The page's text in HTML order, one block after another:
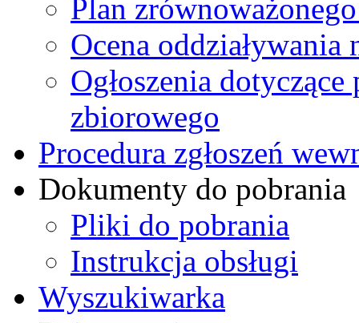
Plan
Ocena oddziaływania
Ogłoszenia
zbiorowego
Procedura zgłoszeń
Dokumenty do pobrania
Pliki do pobrania
Instrukcja obsługi
Wyszukiwarka